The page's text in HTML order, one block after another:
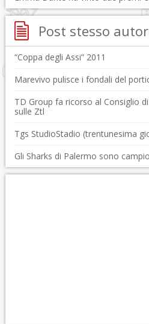
Post stesso
“Coppa degli Assi” 2011
Marevivo pulisce i fondali del
TD Group fa ricorso al Consiglio
sulle Ztl
Tgs StudioStadio (trentunesima
Gli Sharks di Palermo sono